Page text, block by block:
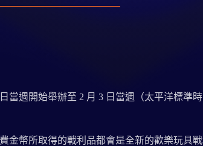
當週開始舉辦至 2 月 3 日當週（太平洋標
金幣所取得的戰利品都會是全新的歡樂玩具